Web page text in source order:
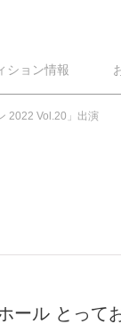
ション情報
2022 Vol.20」出演
ール とって